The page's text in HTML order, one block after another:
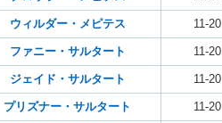
ウィルダー・メピテス 11-20
ファニー・サルタート 11-20
ジェイド・サルタート 11-20
プリズナー・サルタート 11-20